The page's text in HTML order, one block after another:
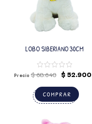
LOBO SIBERIANO 30CM
Precio $68.640 $52.900
COMPRAR